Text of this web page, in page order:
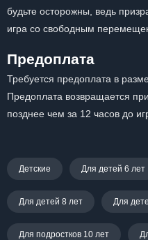
будьте осторожны, ведь
игра со свободным
Предоплата
Требуется предоплата в
Предоплата возвращается
позднее чем за 12 часов до
Детские Для детей 6 лет
Для детей 8 лет Для
Для подростков 10 лет